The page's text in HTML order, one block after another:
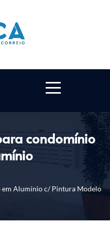
condomínio
Alumínio c/ Pintura Modelo